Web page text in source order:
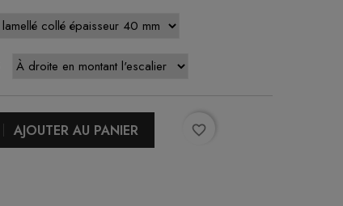
AJOUTER AU PANIER favorite_border